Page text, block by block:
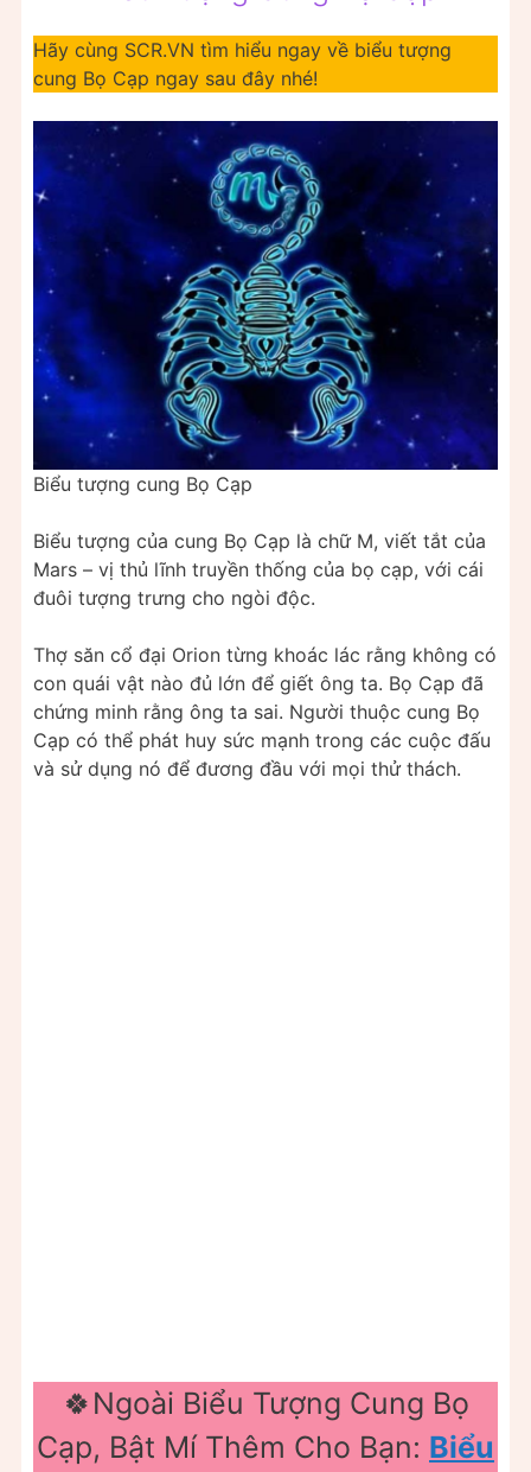
Hãy cùng SCR.VN tìm hiểu ngay về biểu tượng
cung Bọ Cạp ngay sau đây nhé!
Biểu tượng cung Bọ Cạp
Biểu tượng của cung Bọ Cạp là chữ M, viết tắt của
Mars – vị thủ lĩnh truyền thống của bọ cạp, với cái
đuôi tượng trưng cho ngòi độc.
Thợ săn cổ đại Orion từng khoác lác rằng không có
con quái vật nào đủ lớn để giết ông ta. Bọ Cạp đã
chứng minh rằng ông ta sai. Người thuộc cung Bọ
Cạp có thể phát huy sức mạnh trong các cuộc đấu
và sử dụng nó để đương đầu với mọi thử thách.
🍀Ngoài Biểu Tượng Cung Bọ
Cạp, Bật Mí Thêm Cho Bạn: Biểu